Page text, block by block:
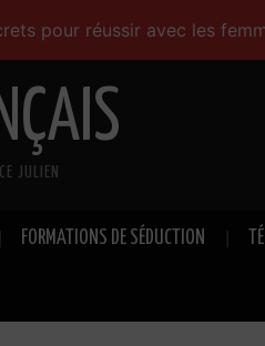
pour réussir avec les
JULIEN
FORMATIONS DE SÉDUCTION